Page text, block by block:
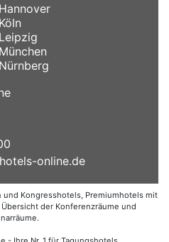
online.de
Kongresshotels, Premiumhotels mit
der Konferenzräume und